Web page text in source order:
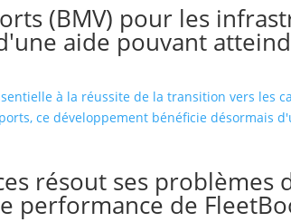
(BMV) pour les
aide pouvant
à la réussite de la transition vers les
ce développement bénéficie désormais
résout ses problèmes
performance de